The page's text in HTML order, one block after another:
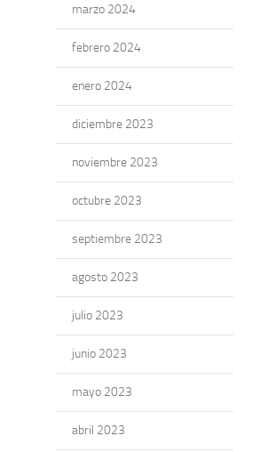
marzo 2024
febrero 2024
enero 2024
diciembre 2023
noviembre 2023
octubre 2023
septiembre 2023
agosto 2023
julio 2023
junio 2023
mayo 2023
abril 2023